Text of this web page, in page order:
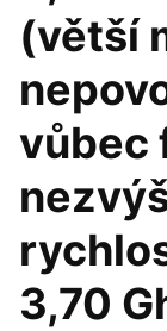
(větší
vůbec
3,70